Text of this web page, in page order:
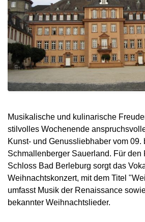
Musikalische und kulinarische
stilvolles Wochenende
Kunst- und Genussliebhaber vom 09.
Schmallenberger Sauerland. Für den
Schloss Bad Berleburg sorgt das
Weihnachtskonzert, mit dem Titel
umfasst Musik der Renaissance
bekannter Weihnachtslieder.